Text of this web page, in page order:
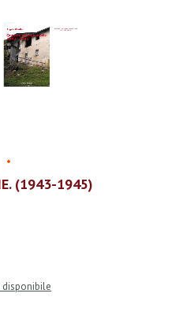
(1943-1945)